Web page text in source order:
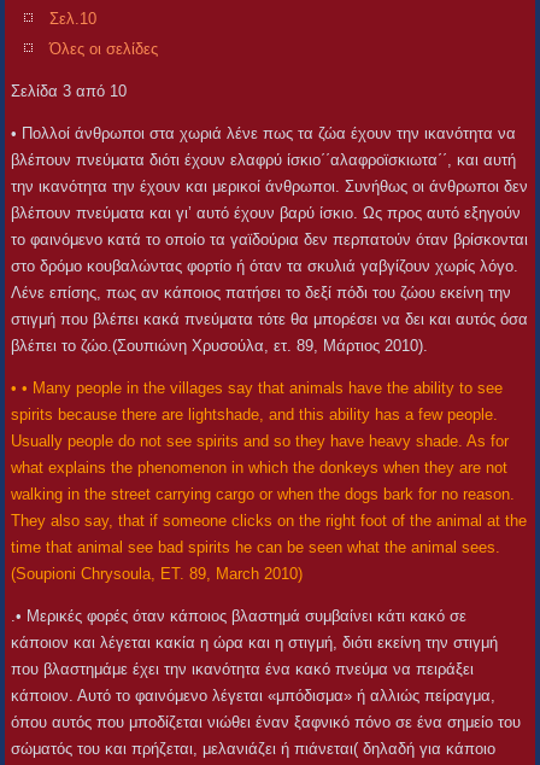
Σελ.10
Όλες οι σελίδες
Σελίδα 3 από 10
• Πολλοί άνθρωποι στα χωριά λένε πως τα ζώα έχουν την ικανότητα να
βλέπουν πνεύματα διότι έχουν ελαφρύ ίσκιο΄΄αλαφροϊσκιωτα΄΄, και αυτή
την ικανότητα την έχουν και μερικοί άνθρωποι. Συνήθως οι άνθρωποι δεν
βλέπουν πνεύματα και γι’ αυτό έχουν βαρύ ίσκιο. Ως προς αυτό εξηγούν
το φαινόμενο κατά το οποίο τα γαϊδούρια δεν περπατούν όταν βρίσκονται
στο δρόμο κουβαλώντας φορτίο ή όταν τα σκυλιά γαβγίζουν χωρίς λόγο.
Λένε επίσης, πως αν κάποιος πατήσει το δεξί πόδι του ζώου εκείνη την
στιγμή που βλέπει κακά πνεύματα τότε θα μπορέσει να δει και αυτός όσα
βλέπει το ζώο.(Σουπιώνη Χρυσούλα, ετ. 89, Μάρτιος 2010).
• • Many people in the villages say that animals have the ability to see
spirits because there are lightshade, and this ability has a few people.
Usually people do not see spirits and so they have heavy shade. As for
what explains the phenomenon in which the donkeys when they are not
walking in the street carrying cargo or when the dogs bark for no reason.
They also say, that if someone clicks on the right foot of the animal at the
time that animal see bad spirits he can be seen what the animal sees.
(Soupioni Chrysoula, ET. 89, March 2010)
.• Μερικές φορές όταν κάποιος βλαστημά συμβαίνει κάτι κακό σε
κάποιον και λέγεται κακία η ώρα και η στιγμή, διότι εκείνη την στιγμή
που βλαστημάμε έχει την ικανότητα ένα κακό πνεύμα να πειράξει
κάποιον. Αυτό το φαινόμενο λέγεται «μπόδισμα» ή αλλιώς πείραγμα,
όπου αυτός που μποδίζεται νιώθει έναν ξαφνικό πόνο σε ένα σημείο του
σώματός του και πρήζεται, μελανιάζει ή πιάνεται( δηλαδή για κάποιο